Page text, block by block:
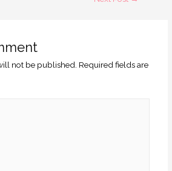
not be published. Required fields are